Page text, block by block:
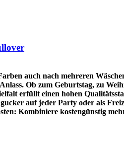
auch nach mehreren
Ob zum Geburtstag, zu
erfüllt einen hohen
auf jeder Party oder als
Kombiniere kostengünstig